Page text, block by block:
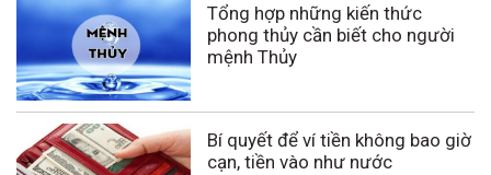
Tổng hợp những kiến thức
phong thủy cần biết cho người
mệnh Thủy
Bí quyết để ví tiền không bao giờ
cạn, tiền vào như nước